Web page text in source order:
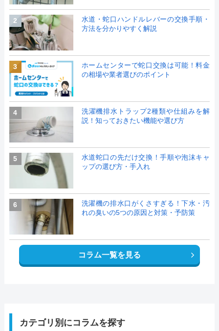
2
水道・蛇口ハンドルレバーの交換手順・
方法を分かりやすく解説
3
ホームセンターで蛇口交換は可能！料金
の相場や業者選びのポイント
4
洗濯機排水トラップ2種類や仕組みを解
説！知っておきたい機能や選び方
5
水道蛇口の先だけ交換！手順や泡沫キャ
ップの選び方・手入れ
6
洗濯機の排水口がくさすぎる！下水・汚
れの臭いの5つの原因と対策・予防策
コラム一覧を見る
カテゴリ別にコラムを探す